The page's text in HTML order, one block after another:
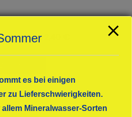
pro Liter: 2,40 €
es bei einigen
zu Lieferschwierigkeiten.
Mineralwasser-Sorten